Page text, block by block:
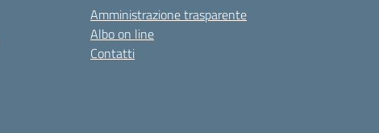
Amministrazione trasparente
Albo on line
Contatti